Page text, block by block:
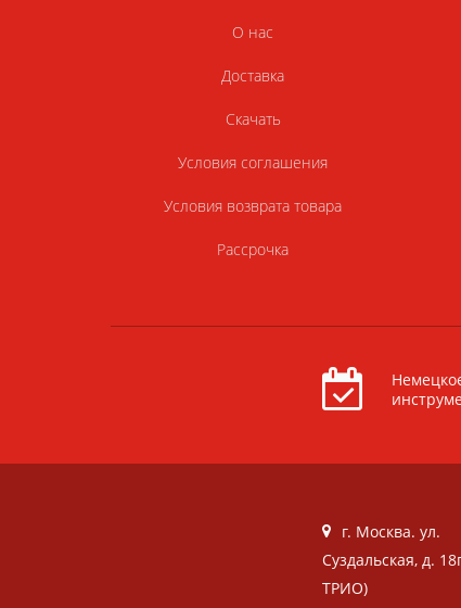
О нас
Доставка
Скачать
Условия соглашения
Условия возврата товара
Рассрочка
г. Москва. ул.
Суздальская, д.
ТРИО)